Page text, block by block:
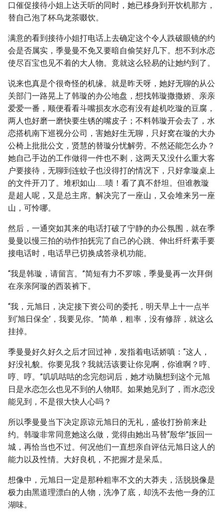
口催促接待小姐上达天听的同时，她已移身到开饮机那方，
替自己泡了杯乌龙茶啜饮。
满意的看到接待小姐打电话上去确定这个令人跌破眼镜的约
会是否属实，季曼曼不免又要暗自偷笑好几下。想不到水恋
使尽百宝也见不着的大人物。竟就这么轻易的让她约到了。
说来也真是个很奇怪的机缘。就是昨天呀，她好无聊的从公
关部门一路晃上了韩璇的办公地盘，想找韩璇撒撒娇、亲亲
爱爱一番，顺便看看斗嘴损友水恋有没有趁机吃璇的豆腐，
两人也好磨一磨快要生锈的嘴皮子；不料韩璇开会去了，水
恋搭机南下巡视分公司，害她好生无聊，只好窝在璇的大办
公椅上批批公文，贤慧的替璇分忧解劳。不然还能怎么办？
她自己手边的工作做得一件也不剩，这两天又没什么重大客
户要接待，无聊到连蚊子也没得打的情况下，只好拿璇桌上
的文件开刀了。堆积如山……啧！看了真不舒坦。但谁教璇
是超人呢，又是总主席。解决完了一座山，又会堆来另一座
山，可怜哪。
然后，一通突如其来的电话打破了宁静的办公氛围，就在季
曼曼以慢三拍的动作拍抚完了自己的心跳、伸出纤纤素手要
接电话时，电话早已切换成答录机功能。
“我是韩璇，请留言。”简短有力不罗嗦，季曼曼再一次拜倒
在亲亲阿璇的西装裤下。
“我，元旭日，决定接下资公司的委托，明天早上十一点半
到‘旭日保全’，我要见你。”简单，粗率，没有修辞，就这么
挂掉。
季曼曼好久好久之后才回过神，发指着电话娇嗔：“这人，
好没礼貌。你要见我？我就活该要让你见啊，你谁啊？哼、
哼、哼。”叽叽咕咕的念完怨词后，她才动脑想到这个元旭
日是水恋怎么也见不到的人物耶。如果她见到了，而水恋没
能见到，不是很大快人心吗？
所以季曼曼当下决定原谅元旭日的无礼，盛妆打扮前来赴
约。韩璇非常同意她这么做，觉得由她出马替“殷华”扳回一
城，再恰当也不过。何况他们一直想亲自评估元旭日这人的
能力以及性情。大好良机，不把握才是呆瓜。
想像中，元旭日一定是那种粗率不文的大莽夫，活脱脱像是
极力由黑道理漂白的人物，洗净了底，却洗不去他一身的江
湖味。